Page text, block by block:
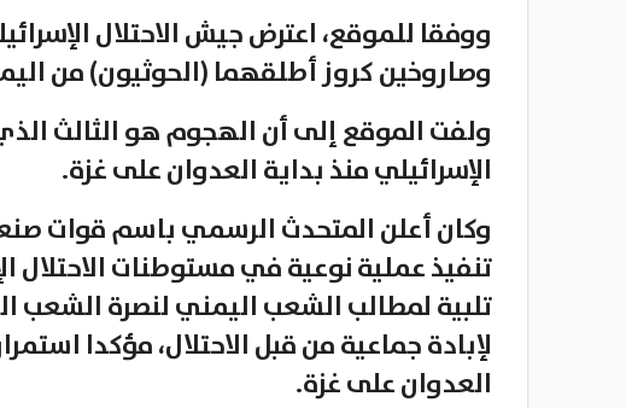
ووفقا للموقع، اعترض جيش الاحتلال
وصاروخين كروز أطلقهما (الحوثيون) من
ولفت الموقع إلى أن الهجوم هو الثالث
الإسرائيلي منذ بداية العدوان على غزة.
وكان أعلن المتحدث الرسمي باسم قوات
تنفيذ عملية نوعية في مستوطنات الاحتلال
تلبية لمطالب الشعب اليمني لنصرة
لإبادة جماعية من قبل الاحتلال، مؤكدا
العدوان على غزة.